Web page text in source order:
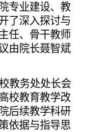
专业建设、 教
了深入探讨与
任、骨干教师
由 院长聂智斌
教务处处长会
校教育教学改
后续教学科研
依据与指导思